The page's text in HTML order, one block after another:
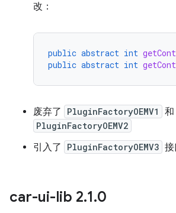
改：
public abstract int
public abstract int
废弃了 PluginFactoryOEMV1 和
PluginFactoryOEMV2
引入了 PluginFactoryOEMV3 接
car-ui-lib 2.1.0